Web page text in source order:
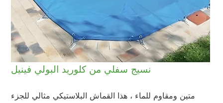
نسيج سفلي من كلوريد البولي فينيل
متين ومقاوم للماء ، هذا القماش البلاستيكي مثالي للجزء